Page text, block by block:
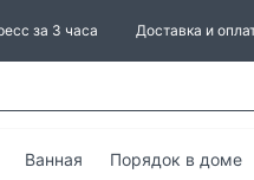
за 3 часа Доставка и
Ванная Порядок в доме